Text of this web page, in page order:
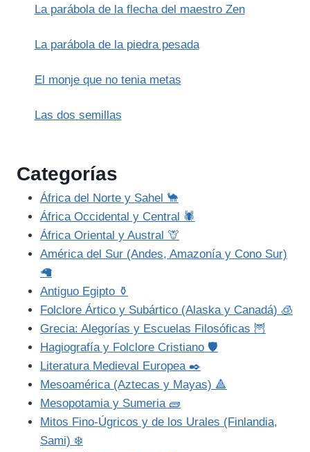
La parábola de la flecha del maestro Zen
La parábola de la piedra pesada
El monje que no tenia metas
Las dos semillas
Categorías
África del Norte y Sahel 🐪
África Occidental y Central 🕷️
África Oriental y Austral 🦒
América del Sur (Andes, Amazonía y Cono Sur)
🦙
Antiguo Egipto ⚱️
Folclore Ártico y Subártico (Alaska y Canadá) 🧊
Grecia: Alegorías y Escuelas Filosóficas 🦉
Hagiografía y Folclore Cristiano 🛡️
Literatura Medieval Europea ✒️
Mesoamérica (Aztecas y Mayas) 🔺
Mesopotamia y Sumeria 🧱
Mitos Fino-Úgricos y de los Urales (Finlandia,
Sami) ❄️